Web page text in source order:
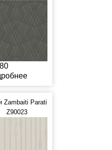
Zambaiti Parati
Z90023